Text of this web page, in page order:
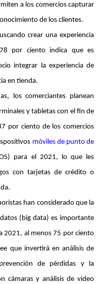
a los comercios capturar
de los clientes.
crear una experiencia
por ciento indica que es
integrar la experiencia de
en tienda.
los comerciantes planean
y tabletas con el fin de
por ciento de los comercios
móviles de punto de
para el 2021, lo que les
con tarjetas de crédito o
han considerado que la
(big data) es importante
2021, al menos 75 por ciento
que invertirá en análisis de
de pérdidas y la
cámaras y análisis de video